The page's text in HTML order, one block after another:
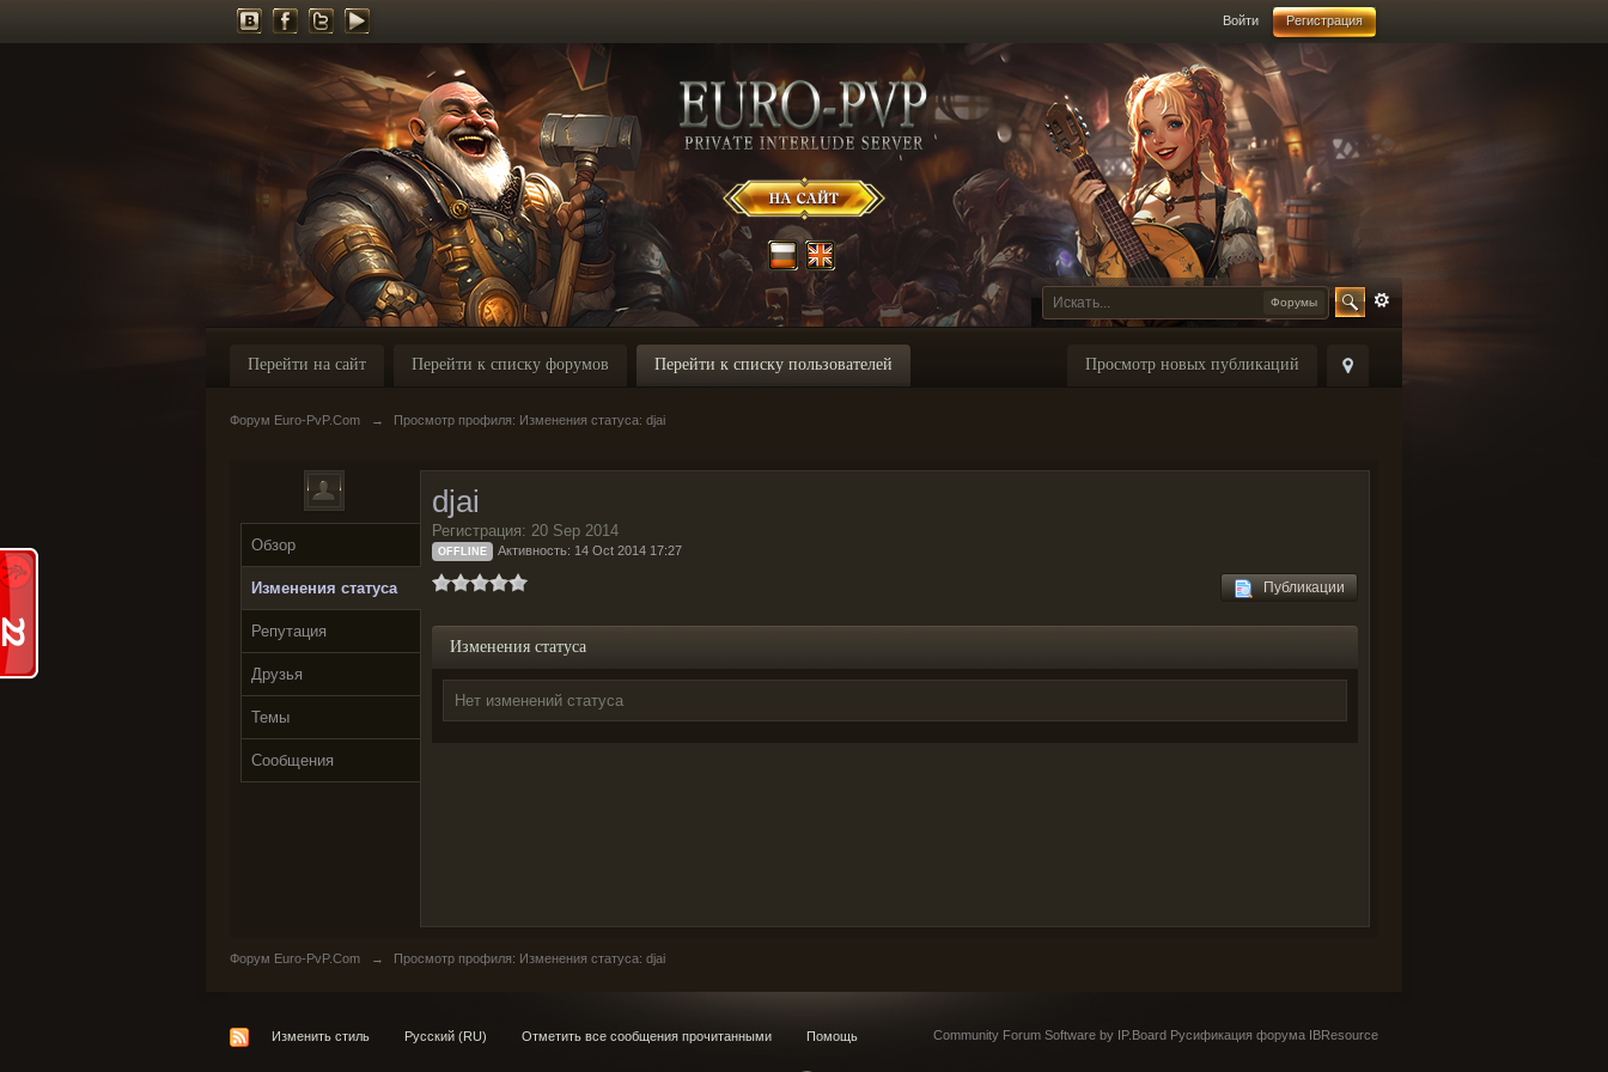
Войти Регистрация
Форумы
Просмотр новых публикаций
Перейти на сайт Перейти к списку форумов Перейти к списку пользователей
Форум Euro-PvP.Com → Просмотр профиля: Изменения статуса: djai
Обзор
Изменения статуса
Репутация
Друзья
Темы
Сообщения
djai
Регистрация: 20 Sep 2014
OFFLINE Активность: 14 Oct 2014 17:27
Публикации
Изменения статуса
Нет изменений статуса
Форум Euro-PvP.Com → Просмотр профиля: Изменения статуса: djai
Изменить стиль Русский (RU) Отметить все сообщения прочитанными Помощь Community Forum Software by IP.Board Русификация форума IBResource